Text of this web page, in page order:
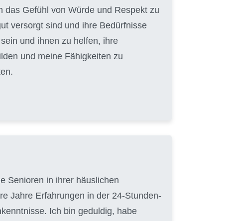
Gefühl von Würde und Respekt zu
versorgt sind und ihre Bedürfnisse
und ihnen zu helfen, ihre
und meine Fähigkeiten zu
Senioren in ihrer häuslichen
Jahre Erfahrungen in der 24-Stunden-
Ich bin geduldig, habe